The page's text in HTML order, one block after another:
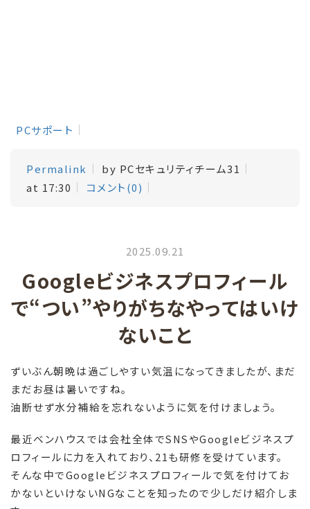
PCサポート
Permalink
by PCセキュリティチーム31
at 17:30
コメント(0)
2025.09.21
Googleビジネスプロフィール
で“つい”やりがちなやってはいけ
ないこと
ずいぶん朝晩は過ごしやすい気温になってきましたが、まだ
まだお昼は暑いですね。
油断せず水分補給を忘れないように気を付けましょう。
最近ベンハウスでは会社全体でSNSやGoogleビジネスプ
ロフィールに力を入れており、21も研修を受けています。
そんな中でGoogleビジネスプロフィールで気を付けてお
かないといけないNGなことを知ったので少しだけ紹介しま